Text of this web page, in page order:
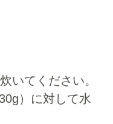
いてください。
）に対して水